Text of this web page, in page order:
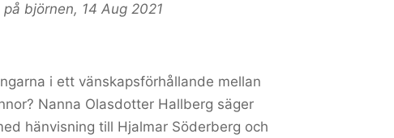
björnen, 14 Aug 2021
i ett vänskapsförhållande mellan
Nanna Olasdotter Hallberg säger
hänvisning till Hjalmar Söderberg och